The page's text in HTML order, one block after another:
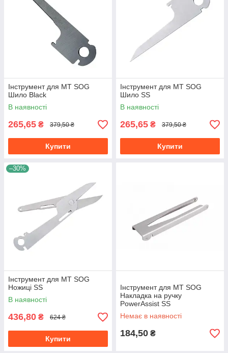
Інструмент для МТ SOG
Шило Black
В наявності
265,65 ₴ 379,50 ₴
Купити
Інструмент для МТ SOG
Шило SS
В наявності
265,65 ₴ 379,50 ₴
Купити
–30%
Інструмент для МТ SOG
Ножиці SS
В наявності
436,80 ₴ 624 ₴
Купити
Інструмент для МТ SOG
Накладка на ручку
PowerAssist SS
Немає в наявності
184,50 ₴